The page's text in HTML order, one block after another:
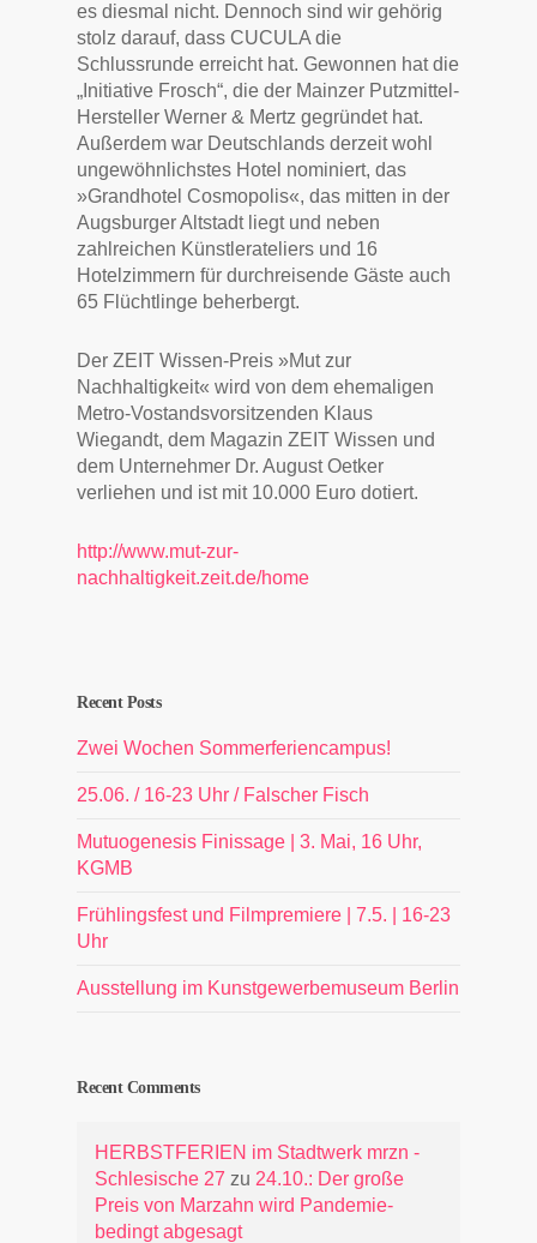
es diesmal nicht. Dennoch sind wir gehörig
stolz darauf, dass CUCULA die
Schlussrunde erreicht hat. Gewonnen hat die
„Initiative Frosch“, die der Mainzer Putzmittel-
Hersteller Werner & Mertz gegründet hat.
Außerdem war Deutschlands derzeit wohl
ungewöhnlichstes Hotel nominiert, das
»Grandhotel Cosmopolis«, das mitten in der
Augsburger Altstadt liegt und neben
zahlreichen Künstlerateliers und 16
Hotelzimmern für durchreisende Gäste auch
65 Flüchtlinge beherbergt.
Der ZEIT Wissen-Preis »Mut zur
Nachhaltigkeit« wird von dem ehemaligen
Metro-Vostandsvorsitzenden Klaus
Wiegandt, dem Magazin ZEIT Wissen und
dem Unternehmer Dr. August Oetker
verliehen und ist mit 10.000 Euro dotiert.
http://www.mut-zur-
nachhaltigkeit.zeit.de/home
Recent Posts
Zwei Wochen Sommerferiencampus!
25.06. / 16-23 Uhr / Falscher Fisch
Mutuogenesis Finissage | 3. Mai, 16 Uhr,
KGMB
Frühlingsfest und Filmpremiere | 7.5. | 16-23
Uhr
Ausstellung im Kunstgewerbemuseum Berlin
Recent Comments
HERBSTFERIEN im Stadtwerk mrzn -
Schlesische 27 zu 24.10.: Der große
Preis von Marzahn wird Pandemie-
bedingt abgesagt